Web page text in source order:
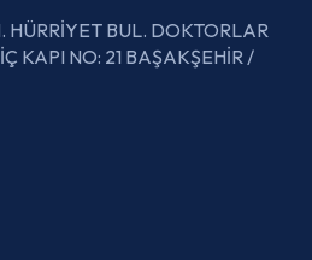
HÜRRİYET BUL. DOKTORLAR
KAPI NO: 21 BAŞAKŞEHİR /